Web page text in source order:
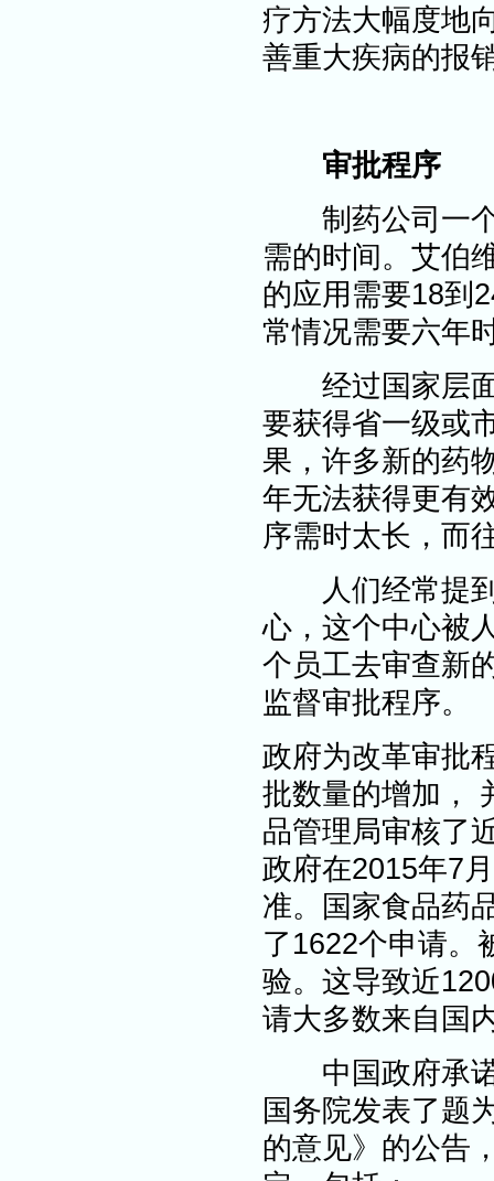
疗方法大幅度地
善重大疾病的报
审批程序
制药公司一个
需的时间。艾伯
的应用需要18到
常情况需要六年
经过国家层面
要获得省一级或
果，许多新的药
年无法获得更有
序需时太长，而
人们经常提到
心，这个中心被
个员工去审查新
监督审批程序。
政府为改革审批
批数量的增加，
品管理局审核了
政府在2015年7
准。国家食品药
了1622个申请。
验。这导致近
请大多数来自国
中国政府承诺
国务院发表了题
的意见》的公告